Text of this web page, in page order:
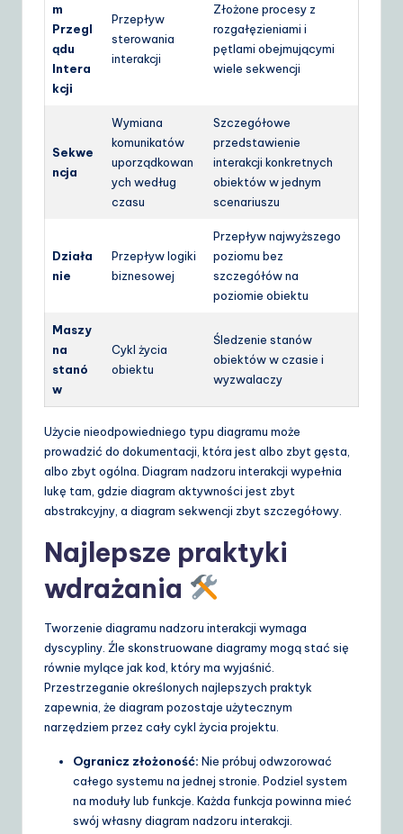
m
Przegl
ądu
Intera
kcji
Przepływ
sterowania
interakcji
Złożone procesy z
rozgałęzieniami i
pętlami obejmującymi
wiele sekwencji
Sekwe
ncja
Wymiana
komunikatów
uporządkowan
ych według
czasu
Szczegółowe
przedstawienie
interakcji konkretnych
obiektów w jednym
scenariuszu
Działa
nie
Przepływ logiki
biznesowej
Przepływ najwyższego
poziomu bez
szczegółów na
poziomie obiektu
Maszy
na
stanó
w
Cykl życia
obiektu
Śledzenie stanów
obiektów w czasie i
wyzwalaczy
Użycie nieodpowiedniego typu diagramu może
prowadzić do dokumentacji, która jest albo zbyt gęsta,
albo zbyt ogólna. Diagram nadzoru interakcji wypełnia
lukę tam, gdzie diagram aktywności jest zbyt
abstrakcyjny, a diagram sekwencji zbyt szczegółowy.
Najlepsze praktyki
wdrażania
Tworzenie diagramu nadzoru interakcji wymaga
dyscypliny. Źle skonstruowane diagramy mogą stać się
równie mylące jak kod, który ma wyjaśnić.
Przestrzeganie określonych najlepszych praktyk
zapewnia, że diagram pozostaje użytecznym
narzędziem przez cały cykl życia projektu.
Ogranicz złożoność: Nie próbuj odwzorować
całego systemu na jednej stronie. Podziel system
na moduły lub funkcje. Każda funkcja powinna mieć
swój własny diagram nadzoru interakcji.